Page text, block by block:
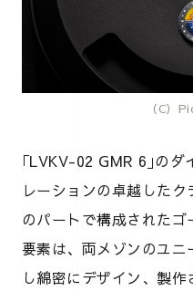
（C）
｢LVKV-02 GMR 6｣のダ
レーションの卓越した
のパートで構成された
要素は、両メゾンのユ
し綿密にデザイン、製